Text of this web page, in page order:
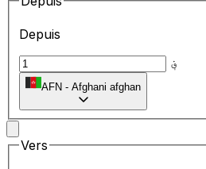
Depuis
؋
AFN - Afghani afghan
Vers